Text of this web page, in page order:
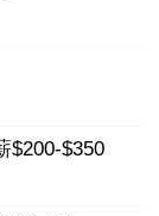
$200-$350